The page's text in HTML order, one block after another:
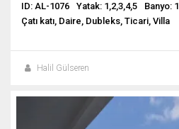
ID: AL-1076 Yatak: 1,2,3,4,5 Banyo: 1
Çatı katı, Daire, Dubleks, Ticari, Villa
Halil Gülseren